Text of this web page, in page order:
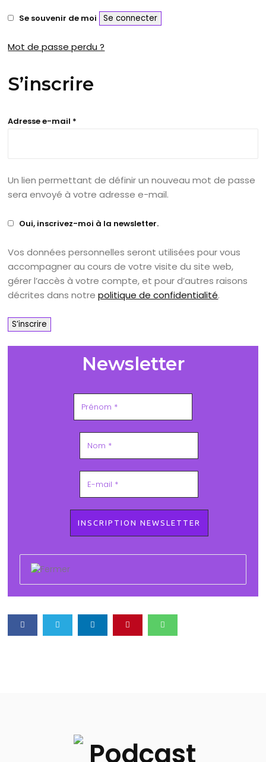
Se souvenir de moi Se connecter
Mot de passe perdu ?
S’inscrire
Adresse e-mail *
Un lien permettant de définir un nouveau mot de passe
sera envoyé à votre adresse e-mail.
Oui, inscrivez-moi à la newsletter.
Vos données personnelles seront utilisées pour vous
accompagner au cours de votre visite du site web,
gérer l’accès à votre compte, et pour d’autres raisons
décrites dans notrepolitique de confidentialité.
S’inscrire
Newsletter